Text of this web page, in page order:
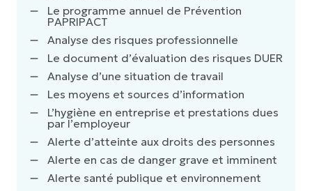
Le programme annuel de Prévention
PAPRIPACT
Analyse des risques professionnelle
Le document d’évaluation des risques DUER
Analyse d’une situation de travail
Les moyens et sources d’information
L’hygiène en entreprise et prestations dues
par l’employeur
Alerte d’atteinte aux droits des personnes
Alerte en cas de danger grave et imminent
Alerte santé publique et environnement